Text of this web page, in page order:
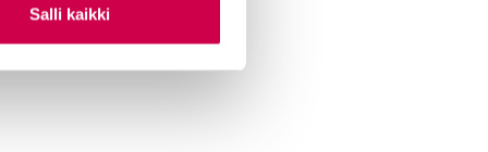
Salli kaikki
lukijamatkat
mediassa